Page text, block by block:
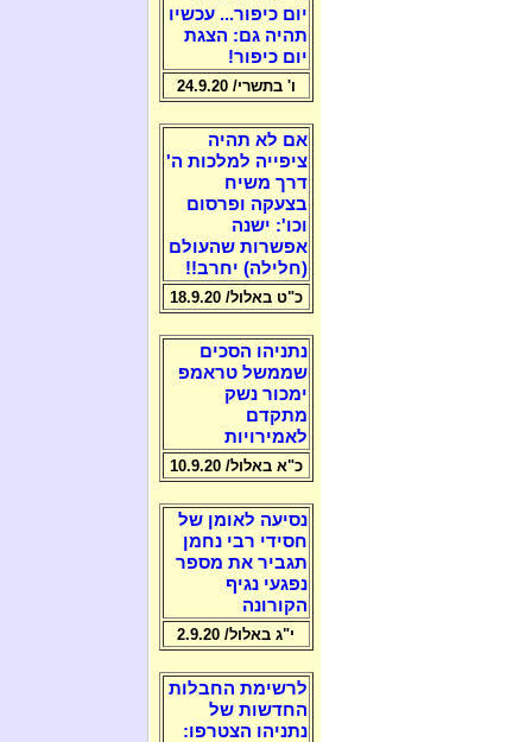
יום כיפור... עכשיו
תהיה גם: הצגת
יום כיפור!
ו' בתשרי/ 24.9.20
אם לא תהיה
ציפייה למלכות ה'
דרך משיח
בצעקה ופרסום
וכו': ישנה
אפשרות שהעולם
(חלילה) יחרב!!
כ"ט באלול/ 18.9.20
נתניהו הסכים
שממשל טראמפ
ימכור נשק
מתקדם
לאמירויות
כ"א באלול/ 10.9.20
נסיעה לאומן של
חסידי רבי נחמן
תגביר את מספר
נפגעי נגיף
הקורונה
י"ג באלול/ 2.9.20
לרשימת החבלות
החדשות של
נתניהו הצטרפו: